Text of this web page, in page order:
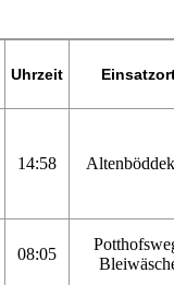
Uhrzeit
14:58
08:05